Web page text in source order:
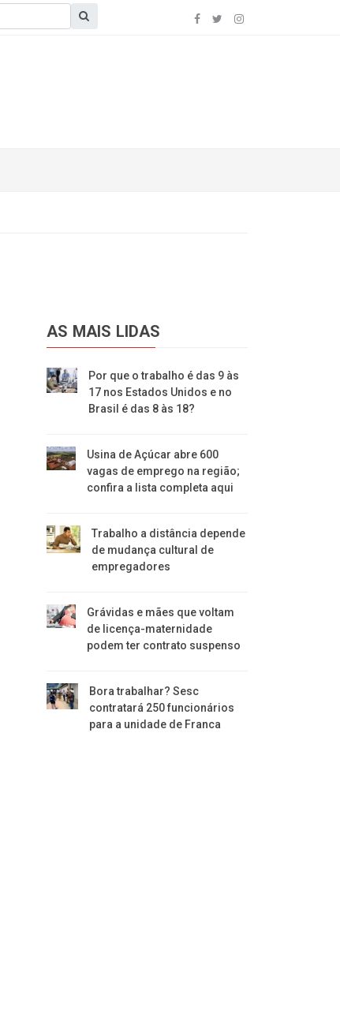
AS MAIS LIDAS
Por que o trabalho é das 9 às
17 nos Estados Unidos e no
Brasil é das 8 às 18?
Usina de Açúcar abre 600
vagas de emprego na região;
confira a lista completa aqui
Trabalho a distância depende
de mudança cultural de
empregadores
Grávidas e mães que voltam
de licença-maternidade
podem ter contrato suspenso
Bora trabalhar? Sesc
contratará 250 funcionários
para a unidade de Franca